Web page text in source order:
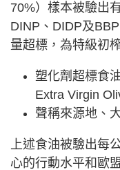
70%）樣本被驗出
DINP、DIDP及
量超標，為特級初
塑化劑超標食
Extra Virgin
聲稱來源地、
上述食油被驗出每
心的行動水平和歐